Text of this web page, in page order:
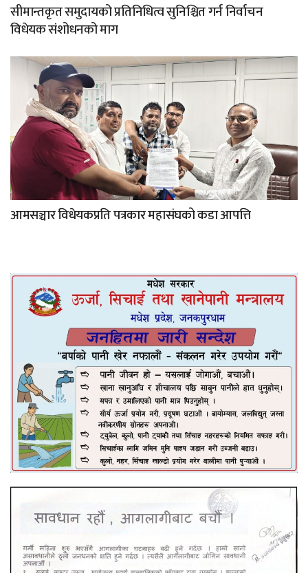
सीमान्तकृत समुदायको प्रतिनिधित्व सुनिश्चित गर्न निर्वाचन
विधेयक संशोधनको माग
आमसञ्चार विधेयकप्रति पत्रकार महासंघको कडा आपत्ति